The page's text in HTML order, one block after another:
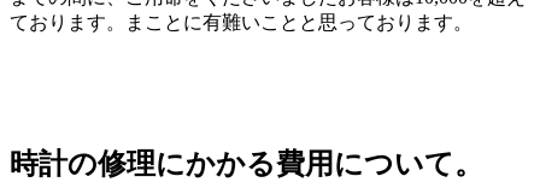
ております。まことに有難いことと思っております。
時計の修理にかかる費用について。